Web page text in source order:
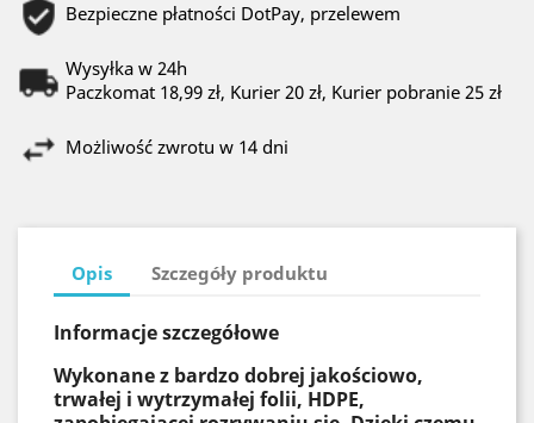
Bezpieczne płatności DotPay, przelewem
Wysyłka w 24h
Paczkomat 18,99 zł, Kurier 20 zł, Kurier pobranie 25 zł
Możliwość zwrotu w 14 dni
Opis Szczegóły produktu
Informacje szczegółowe
Wykonane z bardzo dobrej jakościowo,
trwałej i wytrzymałej folii, HDPE,